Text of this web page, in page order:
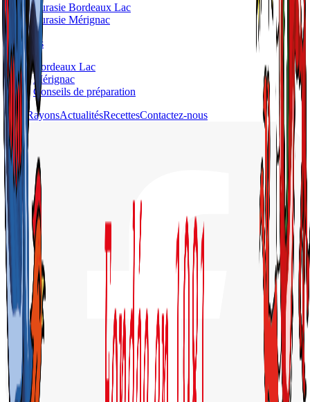
Eurasie Bordeaux Lac
Eurasie Mérignac
Traiteurs
Bordeaux Lac
Mérignac
Conseils de préparation
Nos RayonsActualitésRecettesContactez-nous